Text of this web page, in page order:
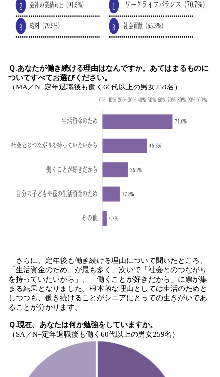
Ｑ.あなたが働き続ける理由はなんですか。あてはまるものに
ついてすべてお選びください。
（MA／N=定年退職後も働く60代以上の男女259名）
さらに、定年後も働き続ける理由について聞いたところ、
「生活資金のため」が最も多く、次いで「社会とのつながり
を持っていたいから」、「働くことが好きだから」に票が集
まる結果となりました。根本的な理由としては生活のためと
しつつも、働き続けることがシニアにとっての生きがいであ
ることが分かります。
Ｑ.現在、あなたは何か勉強をしていますか。
（SA／N=定年退職後も働く60代以上の男女259名）